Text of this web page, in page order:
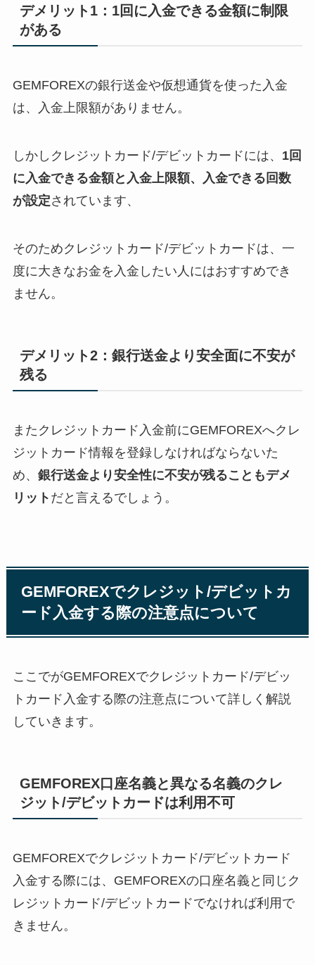
デメリット1：1回に入金できる金額に制限
がある
GEMFOREXの銀行送金や仮想通貨を使った入金
は、入金上限額がありません。
しかしクレジットカード/デビットカードには、 1回
に入金できる金額と入金上限額、入金できる回数
が設定されています、
そのためクレジットカード/デビットカードは、一
度に大きなお金を入金したい人にはおすすめでき
ません。
デメリット2：銀行送金より安全面に不安が
残る
またクレジットカード入金前にGEMFOREXへクレ
ジットカード情報を登録しなければならないた
め、 銀行送金より安全性に不安が残ることもデメ
リット だと言えるでしょう。
GEMFOREXでクレジット/デビットカ
ード入金する際の注意点について
ここでがGEMFOREXでクレジットカード/デビッ
トカード入金する際の注意点について詳しく解説
していきます。
GEMFOREX口座名義と異なる名義のクレ
ジット/デビットカードは利用不可
GEMFOREXでクレジットカード/デビットカード
入金する際には、GEMFOREXの口座名義と同じク
レジットカード/デビットカードでなければ利用で
きません。